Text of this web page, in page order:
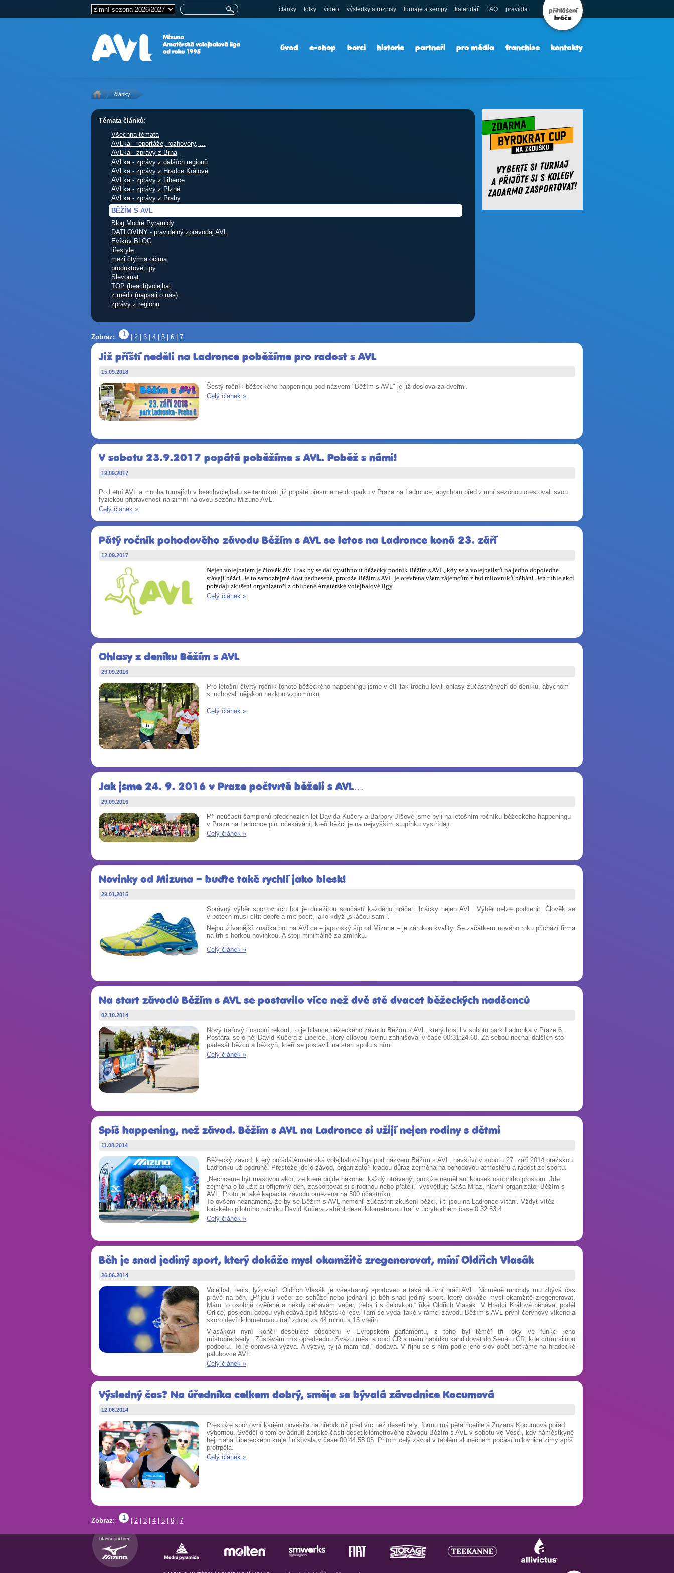
přihlášení
hráče
pravidla
FAQ
kalendář
turnaje a kempy
výsledky a rozpisy
video
fotky
články
kontakty
franchise
pro média
partneři
historie
borci
e-shop
úvod
články
Témata článků:
Všechna témata
AVLka - reportáže, rozhovory, ...
AVLka - zprávy z Brna
AVLka - zprávy z dalších regionů
AVLka - zprávy z Hradce Králové
AVLka - zprávy z Liberce
AVLka - zprávy z Plzně
AVLka - zprávy z Prahy
BĚŽÍM S AVL
Blog Modré Pyramidy
DATLOVINY - pravidelný zpravodaj AVL
Evíkův BLOG
lifestyle
mezi čtyřma očima
produktové tipy
Slevomat
TOP (beach)volejbal
z médií (napsali o nás)
zprávy z regionu
Zobraz: 1 2 3 4 5 6 7
Již příští neděli na Ladronce poběžíme pro radost s AVL
15.09.2018
Šestý ročník běžeckého happeningu pod názvem "Běžím s AVL" je již doslova za dveřmi.
Celý článek »
V sobotu 23.9.2017 popáté poběžíme s AVL. Poběž s námi!
19.09.2017
Po Letní AVL a mnoha turnajích v beachvolejbalu se tentokrát již popáté přesuneme do parku v Praze na Ladronce, abychom před zimní sezónou otestovali svou
fyzickou připravenost na zimní halovou sezónu Mizuno AVL.
Celý článek »
Pátý ročník pohodového závodu Běžím s AVL se letos na Ladronce koná 23. září
12.09.2017
Nejen volejbalem je člověk živ. I tak by se dal vystihnout běžecký podnik Běžím s AVL, kdy se z volejbalistů na jedno dopoledne
stávají běžci. Je to samozřejmě dost nadnesené, protože Běžím s AVL je otevřena všem zájemcům z řad milovníků běhání. Jen tuhle akci
pořádají zkušení organizátoři z oblíbené Amatérské volejbalové ligy.
Celý článek »
Ohlasy z deníku Běžím s AVL
29.09.2016
Pro letošní čtvrtý ročník tohoto běžeckého happeningu jsme v cíli tak trochu lovili ohlasy zúčastněných do deníku, abychom
si uchovali nějakou hezkou vzpomínku.
Celý článek »
Jak jsme 24. 9. 2016 v Praze počtvrté běželi s AVL…
29.09.2016
Při neúčasti šampionů předchozích let Davida Kučery a Barbory Jíšové jsme byli na letošním ročníku běžeckého happeningu
v Praze na Ladronce plni očekávání, kteří běžci je na nejvyšším stupínku vystřídají.
Celý článek »
Novinky od Mizuna – buďte také rychlí jako blesk!
29.01.2015
Správný výběr sportovních bot je důležitou součástí každého hráče i hráčky nejen AVL. Výběr nelze podcenit. Člověk se
v botech musí cítit dobře a mít pocit, jako když „skáčou sami“.
Nejpoužívanější značka bot na AVLce – japonský šíp od Mizuna – je zárukou kvality. Se začátkem nového roku přichází firma
na trh s horkou novinkou. A stojí minimálně za zmínku.
Celý článek »
Na start závodů Běžím s AVL se postavilo více než dvě stě dvacet běžeckých nadšenců
02.10.2014
Nový traťový i osobní rekord, to je bilance běžeckého závodu Běžím s AVL, který hostil v sobotu park Ladronka v Praze 6.
Postaral se o něj David Kučera z Liberce, který cílovou rovinu zafinišoval v čase 00:31:24.60. Za sebou nechal dalších sto
padesát běžců a běžkyň, kteří se postavili na start spolu s ním.
Celý článek »
Spíš happening, než závod. Běžím s AVL na Ladronce si užijí nejen rodiny s dětmi
11.08.2014
Běžecký závod, který pořádá Amatérská volejbalová liga pod názvem Běžím s AVL, navštíví v sobotu 27. září 2014 pražskou
Ladronku už podruhé. Přestože jde o závod, organizátoři kladou důraz zejména na pohodovou atmosféru a radost ze sportu.
„Nechceme být masovou akcí, ze které půjde nakonec každý otrávený, protože neměl ani kousek osobního prostoru. Jde
zejména o to užít si příjemný den, zasportovat si s rodinou nebo přáteli,“ vysvětluje Saša Mráz, hlavní organizátor Běžím s
AVL. Proto je také kapacita závodu omezena na 500 účastníků.
To ovšem neznamená, že by se Běžím s AVL nemohli zúčastnit zkušení běžci, i ti jsou na Ladronce vítáni. Vždyť vítěz
loňského pilotního ročníku David Kučera zaběhl desetikilometrovou trať v úctyhodném čase 0:32:53.4.
Celý článek »
Běh je snad jediný sport, který dokáže mysl okamžitě zregenerovat, míní Oldřich Vlasák
26.06.2014
Volejbal, tenis, lyžování. Oldřich Vlasák je všestranný sportovec a také aktivní hráč AVL. Nicméně mnohdy mu zbývá čas
právě na běh.
Přijdu-li večer ze schůze nebo jednání je běh snad jediný sport, který dokáže mysl okamžitě zregenerovat.
Mám to osobně ověřené a někdy běhávám večer, třeba i s čelovkou, “ říká Oldřich Vlasák. V Hradci Králové běhával podél
Orlice, poslední dobou vyhledává spíš Městské lesy. Tam se vydal také v rámci závodu Běžím s AVL první červnový víkend a
skoro devítikilometrovou trať zdolal za 44 minut a 15 vteřin.
Vlasákovi nyní končí desetileté působení v Evropském parlamentu, z toho byl téměř tři roky ve funkci jeho
místopředsedy.
Zůstávám místopředsedou Svazu měst a obcí ČR a mám nabídku kandidovat do Senátu ČR, kde cítím silnou
podporu. To je obrovská výzva. A výzvy, ty já mám rád,“ dodává. V říjnu se s ním podle jeho slov opět potkáme na hradecké
palubovce AVL.
Celý článek »
Výsledný čas? Na úředníka celkem dobrý, směje se bývalá závodnice Kocumová
12.06.2014
Přestože sportovní kariéru pověsila na hřebík už před víc než deseti lety, formu má pětatřicetiletá Zuzana Kocumová pořád
výbornou. Svědčí o tom ovládnutí ženské části desetikilometrového závodu Běžím s AVL v sobotu ve Vesci, kdy náměstkyně
hejtmana Libereckého kraje finišovala v čase 00:44:58.05. Přitom celý závod v teplém slunečném počasí milovnice zimy spíš
protrpěla.
Celý článek »
Zobraz: 1 2 3 4 5 6 7